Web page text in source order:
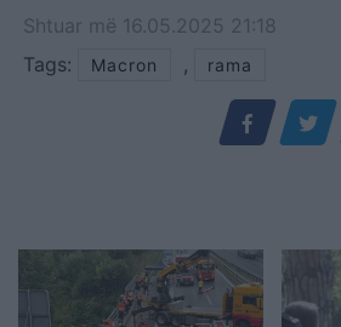
Shtuar më 16.05.2025 21:18
Tags:
Macron , rama